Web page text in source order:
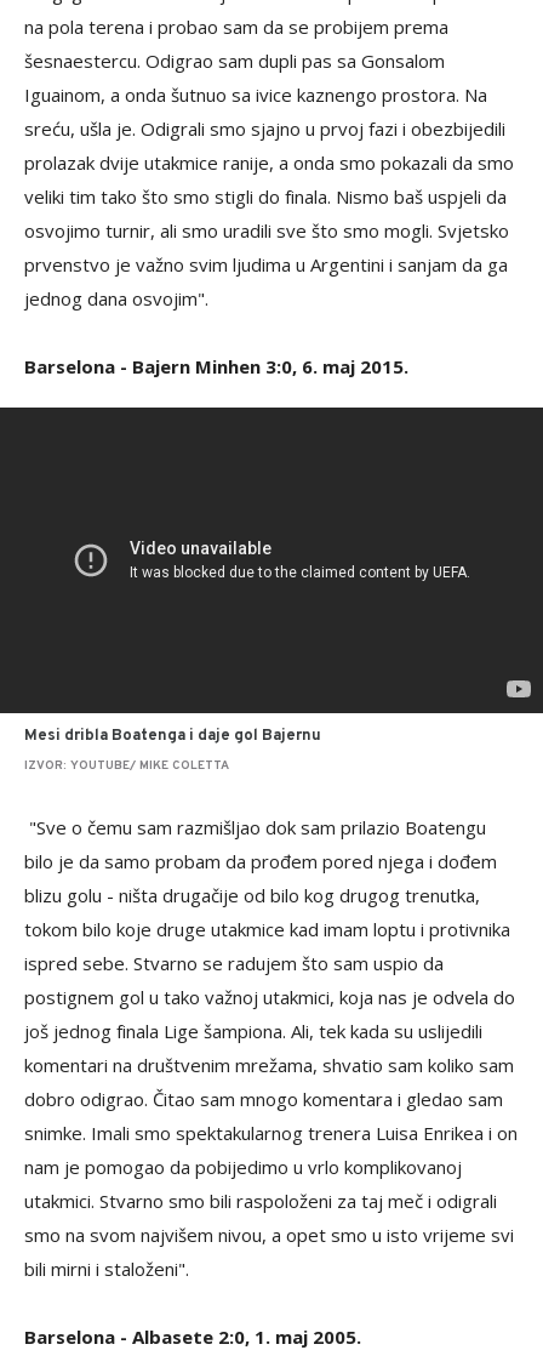
na pola terena i probao sam da se probijem prema
šesnaestercu. Odigrao sam dupli pas sa Gonsalom
Iguainom, a onda šutnuo sa ivice kaznengo prostora. Na
sreću, ušla je. Odigrali smo sjajno u prvoj fazi i obezbijedili
prolazak dvije utakmice ranije, a onda smo pokazali da smo
veliki tim tako što smo stigli do finala. Nismo baš uspjeli da
osvojimo turnir, ali smo uradili sve što smo mogli. Svjetsko
prvenstvo je važno svim ljudima u Argentini i sanjam da ga
jednog dana osvojim".
Barselona - Bajern Minhen 3:0, 6. maj 2015.
Mesi dribla Boatenga i daje gol Bajernu
IZVOR: YOUTUBE/ MIKE COLETTA
"Sve o čemu sam razmišljao dok sam prilazio Boatengu
bilo je da samo probam da prođem pored njega i dođem
blizu golu - ništa drugačije od bilo kog drugog trenutka,
tokom bilo koje druge utakmice kad imam loptu i protivnika
ispred sebe. Stvarno se radujem što sam uspio da
postignem gol u tako važnoj utakmici, koja nas je odvela do
još jednog finala Lige šampiona. Ali, tek kada su uslijedili
komentari na društvenim mrežama, shvatio sam koliko sam
dobro odigrao. Čitao sam mnogo komentara i gledao sam
snimke. Imali smo spektakularnog trenera Luisa Enrikea i on
nam je pomogao da pobijedimo u vrlo komplikovanoj
utakmici. Stvarno smo bili raspoloženi za taj meč i odigrali
smo na svom najvišem nivou, a opet smo u isto vrijeme svi
bili mirni i staloženi".
Barselona - Albasete 2:0, 1. maj 2005.